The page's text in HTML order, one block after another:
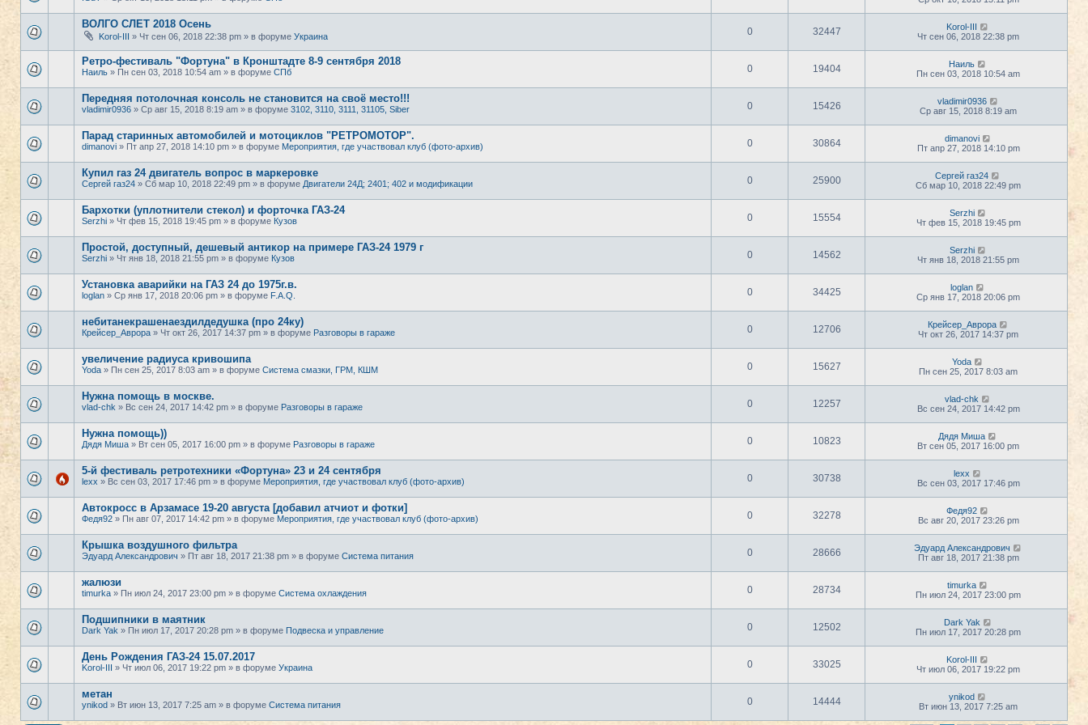
ВОЛГО СЛЕТ 2018 Осень
Korol-III » Чт сен 06, 2018 22:38 pm » в форуме Украина 0 32447
Korol-III
Чт сен 06, 2018 22:38 pm
Ретро-фестиваль "Фортуна" в Кронштадте 8-9 сентября 2018
Наиль » Пн сен 03, 2018 10:54 am » в форуме СПб 0 19404
Наиль
Пн сен 03, 2018 10:54 am
Передняя потолочная консоль не становится на своё место!!!
vladimir0936 » Ср авг 15, 2018 8:19 am » в форуме 3102, 3110, 3111, 31105, Siber 0 15426
vladimir0936
Ср авг 15, 2018 8:19 am
Парад старинных автомобилей и мотоциклов "РЕТРОМОТОР".
dimanovi » Пт апр 27, 2018 14:10 pm » в форуме Мероприятия, где участвовал клуб (фото-архив) 0 30864
dimanovi
Пт апр 27, 2018 14:10 pm
Купил газ 24 двигатель вопрос в маркеровке
Сергей газ24 » Сб мар 10, 2018 22:49 pm » в форуме Двигатели 24Д; 2401; 402 и модификации 0 25900
Сергей газ24
Сб мар 10, 2018 22:49 pm
Бархотки (уплотнители стекол) и форточка ГАЗ-24
Serzhi » Чт фев 15, 2018 19:45 pm » в форуме Кузов 0 15554
Serzhi
Чт фев 15, 2018 19:45 pm
Простой, доступный, дешевый антикор на примере ГАЗ-24 1979 г
Serzhi » Чт янв 18, 2018 21:55 pm » в форуме Кузов 0 14562
Serzhi
Чт янв 18, 2018 21:55 pm
Установка аварийки на ГАЗ 24 до 1975г.в.
loglan » Ср янв 17, 2018 20:06 pm » в форуме F.A.Q. 0 34425
loglan
Ср янв 17, 2018 20:06 pm
небитанекрашенаездилдедушка (про 24ку)
Крейсер_Аврора » Чт окт 26, 2017 14:37 pm » в форуме Разговоры в гараже 0 12706
Крейсер_Аврора
Чт окт 26, 2017 14:37 pm
увеличение радиуса кривошипа
Yoda » Пн сен 25, 2017 8:03 am » в форуме Система смазки, ГРМ, КШМ 0 15627
Yoda
Пн сен 25, 2017 8:03 am
Нужна помощь в москве.
vlad-chk » Вс сен 24, 2017 14:42 pm » в форуме Разговоры в гараже 0 12257
vlad-chk
Вс сен 24, 2017 14:42 pm
Нужна помощь))
Дядя Миша » Вт сен 05, 2017 16:00 pm » в форуме Разговоры в гараже 0 10823
Дядя Миша
Вт сен 05, 2017 16:00 pm
5-й фестиваль ретротехники «Фортуна» 23 и 24 сентября
lexx » Вс сен 03, 2017 17:46 pm » в форуме Мероприятия, где участвовал клуб (фото-архив) 0 30738
lexx
Вс сен 03, 2017 17:46 pm
Автокросс в Арзамасе 19-20 августа [добавил атчиот и фотки]
Федя92 » Пн авг 07, 2017 14:42 pm » в форуме Мероприятия, где участвовал клуб (фото-архив) 0 32278
Федя92
Вс авг 20, 2017 23:26 pm
Крышка воздушного фильтра
Эдуард Александрович » Пт авг 18, 2017 21:38 pm » в форуме Система питания 0 28666
Эдуард Александрович
Пт авг 18, 2017 21:38 pm
жалюзи
timurka » Пн июл 24, 2017 23:00 pm » в форуме Система охлаждения 0 28734
timurka
Пн июл 24, 2017 23:00 pm
Подшипники в маятник
Dark Yak » Пн июл 17, 2017 20:28 pm » в форуме Подвеска и управление 0 12502
Dark Yak
Пн июл 17, 2017 20:28 pm
День Рождения ГАЗ-24 15.07.2017
Korol-III » Чт июл 06, 2017 19:22 pm » в форуме Украина 0 33025
Korol-III
Чт июл 06, 2017 19:22 pm
метан
ynikod » Вт июн 13, 2017 7:25 am » в форуме Система питания 0 14444
ynikod
Вт июн 13, 2017 7:25 am